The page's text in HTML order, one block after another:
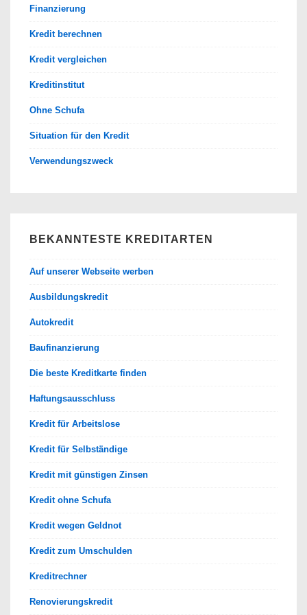
Finanzierung
Kredit berechnen
Kredit vergleichen
Kreditinstitut
Ohne Schufa
Situation für den Kredit
Verwendungszweck
BEKANNTESTE KREDITARTEN
Auf unserer Webseite werben
Ausbildungskredit
Autokredit
Baufinanzierung
Die beste Kreditkarte finden
Haftungsausschluss
Kredit für Arbeitslose
Kredit für Selbständige
Kredit mit günstigen Zinsen
Kredit ohne Schufa
Kredit wegen Geldnot
Kredit zum Umschulden
Kreditrechner
Renovierungskredit